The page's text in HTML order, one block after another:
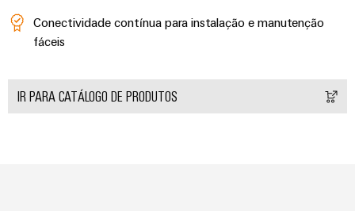
Conectividade contínua para instalação e manutenção
fáceis
IR PARA CATÁLOGO DE PRODUTOS